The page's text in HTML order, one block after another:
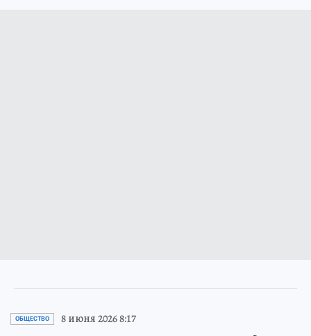
ОБЩЕСТВО 8 июня 2026 8:17